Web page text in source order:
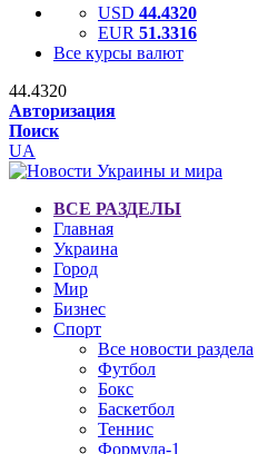
USD 44.4320
EUR 51.3316
Все курсы валют
44.4320
Авторизация
Поиск
UA
ВСЕ РАЗДЕЛЫ
Главная
Украина
Город
Мир
Бизнес
Спорт
Все новости раздела
Футбол
Бокс
Баскетбол
Теннис
Формула-1